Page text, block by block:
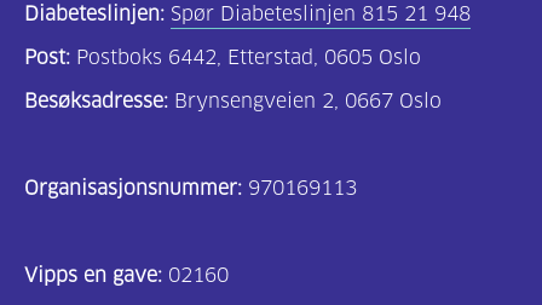
Diabeteslinjen: Spør Diabeteslinjen 815 21 948
Post: Postboks 6442, Etterstad, 0605 Oslo
Besøksadresse: Brynsengveien 2, 0667 Oslo
Organisasjonsnummer: 970169113
Vipps en gave: 02160